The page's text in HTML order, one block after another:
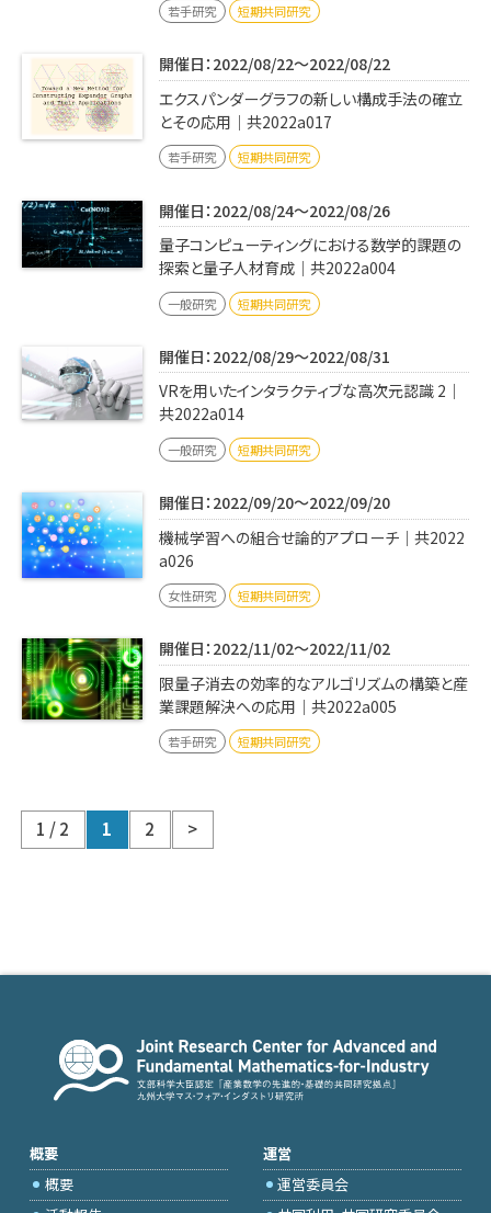
若手研究 短期共同研究
開催日：2022/08/22～2022/08/22
エクスパンダーグラフの新しい構成手法の確立
とその応用｜共2022a017
若手研究 短期共同研究
開催日：2022/08/24～2022/08/26
量子コンピューティングにおける数学的課題の
探索と量子人材育成｜共2022a004
一般研究 短期共同研究
開催日：2022/08/29～2022/08/31
VRを用いたインタラクティブな高次元認識 2｜
共2022a014
一般研究 短期共同研究
開催日：2022/09/20～2022/09/20
機械学習への組合せ論的アプローチ｜共2022
a026
女性研究 短期共同研究
開催日：2022/11/02～2022/11/02
限量子消去の効率的なアルゴリズムの構築と産
業課題解決への応用｜共2022a005
若手研究 短期共同研究
1 / 2 1 2 >
概要
概要
運営
運営委員会